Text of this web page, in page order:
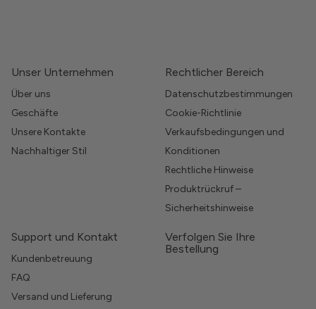
Unser Unternehmen
Über uns
Geschäfte
Unsere Kontakte
Nachhaltiger Stil
Rechtlicher Bereich
Datenschutzbestimmungen
Cookie-Richtlinie
Verkaufsbedingungen und
Konditionen
Rechtliche Hinweise
Produktrückruf –
Sicherheitshinweise
Support und Kontakt
Kundenbetreuung
FAQ
Versand und Lieferung
Verfolgen Sie Ihre
Bestellung